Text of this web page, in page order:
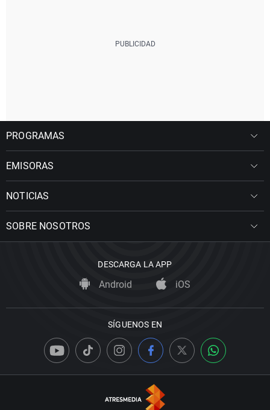
PROGRAMAS
EMISORAS
NOTICIAS
SOBRE NOSOTROS
DESCARGA LA APP
Android iOS
SÍGUENOS EN